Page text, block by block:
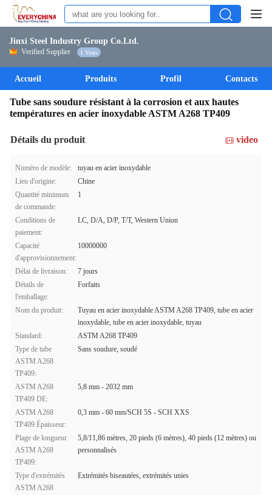
Jinxi Steel Industry Group Co.Ltd.
Verified Supplier 1 Years
Accueil Produits Profil Contacts
Tube sans soudure résistant à la corrosion et aux hautes
températures en acier inoxydable ASTM A268 TP409
Détails du produit video
Numéro de modèle:
tuyau en acier inoxydable
Lieu d'origine:
Chine
Quantité minimum
de commande:
1
Conditions de
paiement:
LC, D/A, D/P, T/T, Western Union
Capacité
d'approvisionnement:
10000000
Délai de livraison:
7 jours
Détails de
l'emballage:
Forfaits
Nom du produit:
Tuyau en acier inoxydable ASTM A268 TP409, tube en acier
inoxydable, tube en acier inoxydable, tuyau
Standard:
ASTM A268 TP409
Type de tube
ASTM A268
TP409:
Sans soudure, soudé
ASTM A268
TP409 DE:
5,8 mm - 2032 mm
ASTM A268
TP409 Épaisseur:
0,3 mm - 60 mm/SCH 5S - SCH XXS
Plage de longueur
ASTM A268
TP409:
5,8/11,86 mètres, 20 pieds (6 mètres), 40 pieds (12 mètres) ou
personnalisés
Type d'extrémités
ASTM A268
Extrémités biseautées, extrémités unies